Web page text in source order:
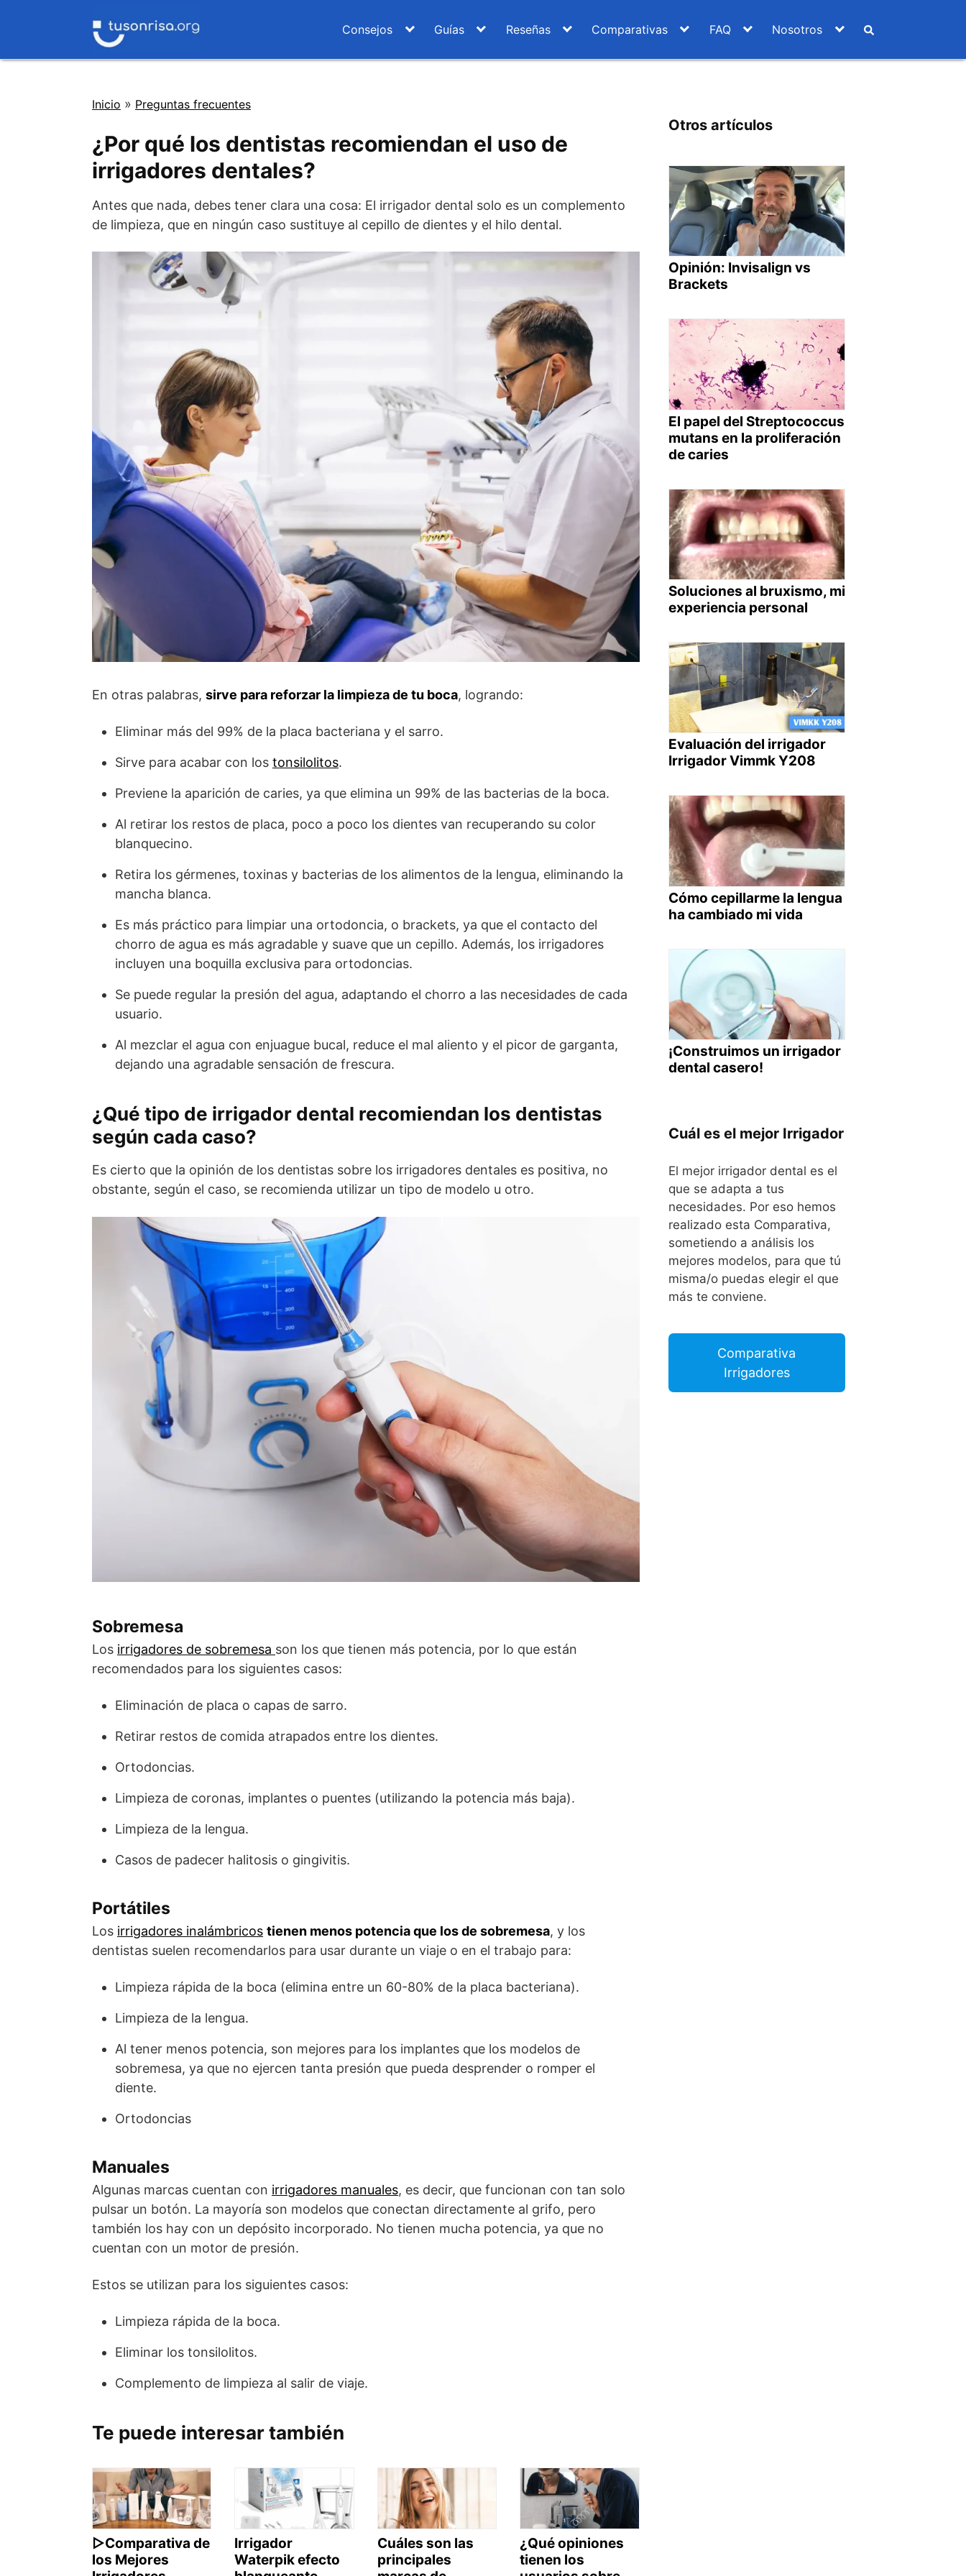
Consejos Guías Reseñas Comparativas FAQ Nosotros
Inicio » Preguntas frecuentes
¿Por qué los dentistas recomiendan el uso de
irrigadores dentales?
Antes que nada, debes tener clara una cosa: El irrigador dental solo es un complemento
de limpieza, que en ningún caso sustituye al cepillo de dientes y el hilo dental.
En otras palabras, sirve para reforzar la limpieza de tu boca, logrando:
Eliminar más del 99% de la placa bacteriana y el sarro.
Sirve para acabar con los tonsilolitos.
Previene la aparición de caries, ya que elimina un 99% de las bacterias de la boca.
Al retirar los restos de placa, poco a poco los dientes van recuperando su color
blanquecino.
Retira los gérmenes, toxinas y bacterias de los alimentos de la lengua, eliminando la
mancha blanca.
Es más práctico para limpiar una ortodoncia, o brackets, ya que el contacto del
chorro de agua es más agradable y suave que un cepillo. Además, los irrigadores
incluyen una boquilla exclusiva para ortodoncias.
Se puede regular la presión del agua, adaptando el chorro a las necesidades de cada
usuario.
Al mezclar el agua con enjuague bucal, reduce el mal aliento y el picor de garganta,
dejando una agradable sensación de frescura.
¿Qué tipo de irrigador dental recomiendan los dentistas
según cada caso?
Es cierto que la opinión de los dentistas sobre los irrigadores dentales es positiva, no
obstante, según el caso, se recomienda utilizar un tipo de modelo u otro.
Sobremesa
Los irrigadores de sobremesa son los que tienen más potencia, por lo que están
recomendados para los siguientes casos:
Eliminación de placa o capas de sarro.
Retirar restos de comida atrapados entre los dientes.
Ortodoncias.
Limpieza de coronas, implantes o puentes (utilizando la potencia más baja).
Limpieza de la lengua.
Casos de padecer halitosis o gingivitis.
Portátiles
Los irrigadores inalámbricos tienen menos potencia que los de sobremesa, y los
dentistas suelen recomendarlos para usar durante un viaje o en el trabajo para:
Limpieza rápida de la boca (elimina entre un 60-80% de la placa bacteriana).
Limpieza de la lengua.
Al tener menos potencia, son mejores para los implantes que los modelos de
sobremesa, ya que no ejercen tanta presión que pueda desprender o romper el
diente.
Ortodoncias
Manuales
Algunas marcas cuentan con irrigadores manuales, es decir, que funcionan con tan solo
pulsar un botón. La mayoría son modelos que conectan directamente al grifo, pero
también los hay con un depósito incorporado. No tienen mucha potencia, ya que no
cuentan con un motor de presión.
Estos se utilizan para los siguientes casos:
Limpieza rápida de la boca.
Eliminar los tonsilolitos.
Complemento de limpieza al salir de viaje.
Te puede interesar también
▷Comparativa de
los Mejores
Irrigador
Waterpik efecto
Cuáles son las
principales
¿Qué opiniones
tienen los
Otros artículos
Opinión: Invisalign vs
Brackets
El papel del Streptococcus
mutans en la proliferación
de caries
Soluciones al bruxismo, mi
experiencia personal
Evaluación del irrigador
Irrigador Vimmk Y208
Cómo cepillarme la lengua
ha cambiado mi vida
¡Construimos un irrigador
dental casero!
Cuál es el mejor Irrigador
El mejor irrigador dental es el
que se adapta a tus
necesidades. Por eso hemos
realizado esta Comparativa,
sometiendo a análisis los
mejores modelos, para que tú
misma/o puedas elegir el que
más te conviene.
Comparativa
Irrigadores